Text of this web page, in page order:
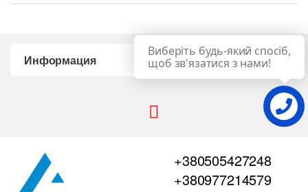
Информация
+380505427248
+380977214579
Виберіть будь-який спосіб,
щоб зв'язатися з нами!